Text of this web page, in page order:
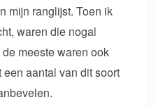
mijn ranglijst. Toen ik
waren die nogal
meeste waren ook
aantal van dit soort